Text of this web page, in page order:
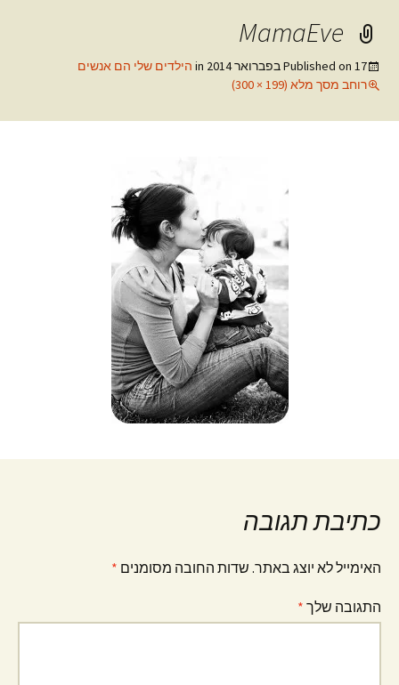
MamaEve
Published on 17 בפברואר 2014
הילדים שלי הם אנשים
רוחב מסך מלא (199 × 300)
כתיבת תגובה
האימייל לא יוצג באתר. שדות החובה מסומנים *
התגובה שלך *